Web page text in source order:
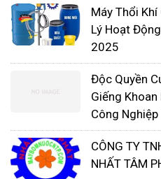
người mua. Nếu chi phí
ta có thể chọn các loại
nghĩa với việc chất lượng
hợp lý nên mua máy thổi
sẽ phụ thuộc vào nhu
chọn thiết bị.
Đây là những yếu tố
lưu ý khi mua máy thổi
Máy Thổi Khí
Lý Hoạt
2025
Độc Quyền
Giếng Khoan
Công Nghiệp
CÔNG TY
NHẤT TÂM